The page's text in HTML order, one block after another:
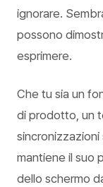
ignorare.
possono
esprimere.
Che tu sia un
di prodotto, un
mantiene il suo
dello schermo